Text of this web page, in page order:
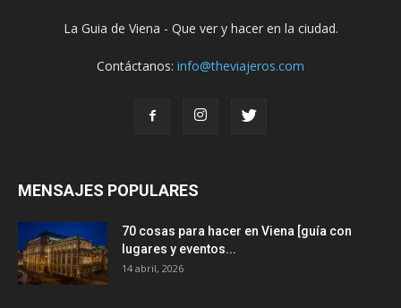
La Guia de Viena - Que ver y hacer en la ciudad.
Contáctanos: info@theviajeros.com
MENSAJES POPULARES
70 cosas para hacer en Viena [guía con
lugares y eventos...
14 abril, 2026